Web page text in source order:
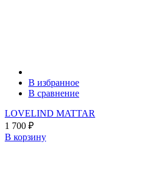
В избранное
В сравнение
LOVELIND MATTAR
1 700 ₽
В корзину